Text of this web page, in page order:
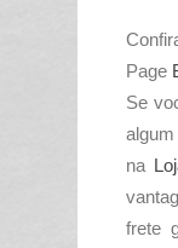
Page
Se
na
frete